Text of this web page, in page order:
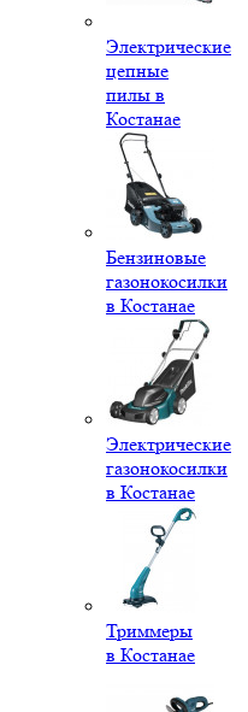
Электрические
цепные
пилы в
Костанае
Бензиновые
газонокосилки
в Костанае
Электрические
газонокосилки
в Костанае
Триммеры
в Костанае